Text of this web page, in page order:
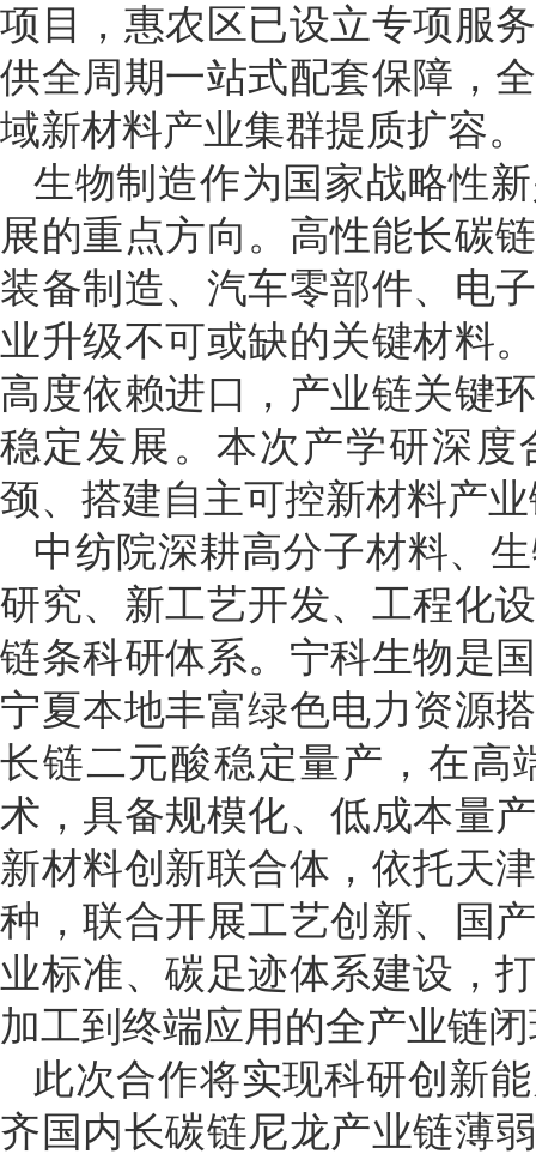
项目，惠农区已设立专项服
供全周期一站式配套保障，
域新材料产业集群提质扩容。
生物制造作为国家战略性
展的重点方向。高性能长碳
装备制造、汽车零部件、电
业升级不可或缺的关键材料
高度依赖进口，产业链关键
稳定发展。本次产学研深度
颈、搭建自主可控新材料产
中纺院深耕高分子材料、
研究、新工艺开发、工程化
链条科研体系。宁科生物是
宁夏本地丰富绿色电力资源
长链二元酸稳定量产，在高
术，具备规模化、低成本量
新材料创新联合体，依托天
种，联合开展工艺创新、国
业标准、碳足迹体系建设，
加工到终端应用的全产业链
此次合作将实现科研创新
齐国内长碳链尼龙产业链薄